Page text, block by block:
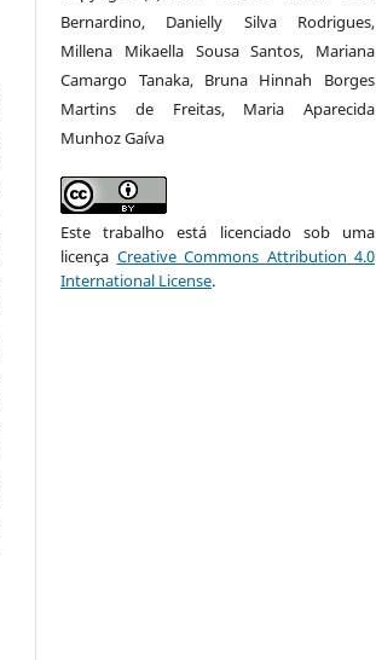
Bernardino, Danielly Silva Rodrigues,
Millena Mikaella Sousa Santos, Mariana
Camargo Tanaka, Bruna Hinnah Borges
Martins de Freitas, Maria Aparecida
Munhoz Gaíva
Este trabalho está licenciado sob uma
licença Creative Commons Attribution 4.0
International License.